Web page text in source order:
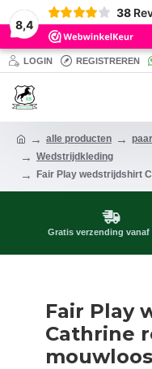
8,4
38
LOGIN REGISTREREN
alle producten
Wedstrijdkleding
Fair Play wedstrijdshirt
Gratis verzending vanaf
Fair Play
Cathrine
mouwloos